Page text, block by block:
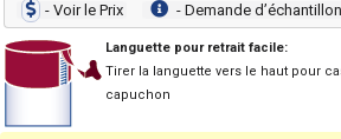
- Voir le Prix
- Demande
Languette pour retrait facile:
Tirer la languette vers le haut pour
capuchon